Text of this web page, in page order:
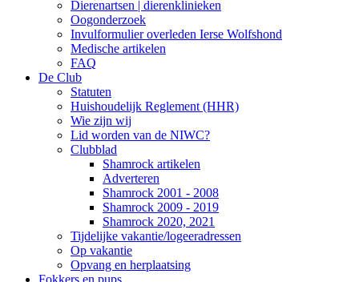
Dierenartsen | dierenklinieken
Oogonderzoek
Invulformulier overleden Ierse Wolfshond
Medische artikelen
FAQ
De Club
Statuten
Huishoudelijk Reglement (HHR)
Wie zijn wij
Lid worden van de NIWC?
Clubblad
Shamrock artikelen
Adverteren
Shamrock 2001 - 2008
Shamrock 2009 - 2019
Shamrock 2020, 2021
Tijdelijke vakantie/logeeradressen
Op vakantie
Opvang en herplaatsing
Fokkers en pups